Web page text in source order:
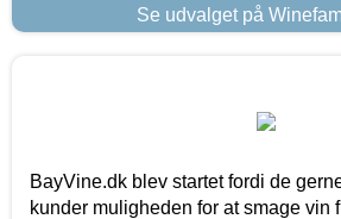
Se udvalget på
BayVine.dk blev startet fordi de
kunder muligheden for at smage vin